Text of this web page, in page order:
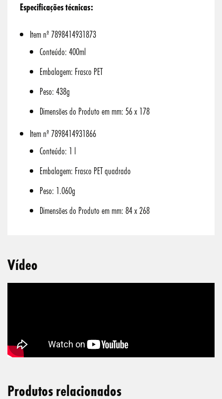
Especificações técnicas:
Item nº 7898414931873
Conteúdo: 400ml
Embalagem: Frasco PET
Peso: 438g
Dimensões do Produto em mm: 56 x 178
Item nº 7898414931866
Conteúdo: 1 l
Embalagem: Frasco PET quadrado
Peso: 1.060g
Dimensões do Produto em mm: 84 x 268
Vídeo
Produtos relacionados